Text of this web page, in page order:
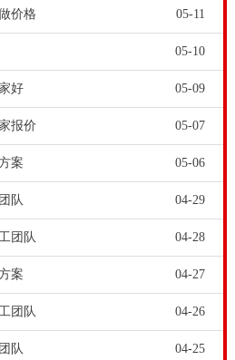
0.5mm的缝隙,表面缝隙一定要
体感。
时必须留出3-5cm的伸缩缝上
理变化，体育木地板铺装要配
价格 05-11
05-10
好 05-09
报价 05-07
案 05-06
队 04-29
团队 04-28
案 04-27
团队 04-26
队 04-25